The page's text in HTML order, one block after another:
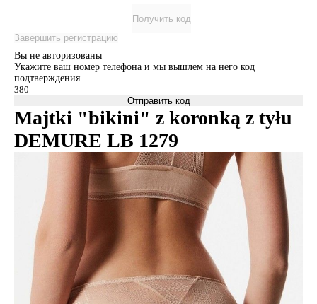
Получить код
Завершить регистрацию
Вы не авторизованы
Укажите ваш номер телефона и мы вышлем на него код
подтверждения.
Отправить код
Majtki "bikini" z koronką z tyłu
DEMURE LB 1279